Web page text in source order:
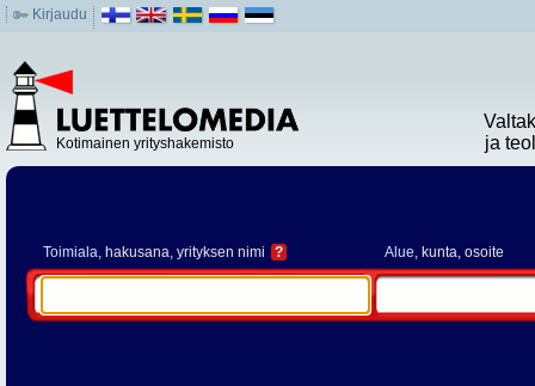
Kirjaudu
Kotimainen yrityshakemisto
ja
Toimiala, hakusana, yrityksen nimi ? Alue, kunta, osoite